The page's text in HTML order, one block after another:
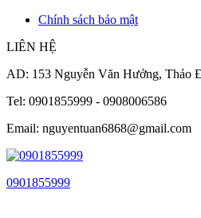
Chính sách bảo mật
LIÊN HỆ
AD: 153 Nguyễn Văn Hưởng, Thảo
Tel: 0901855999 - 0908006586
Email: nguyentuan6868@gmail.com
0901855999